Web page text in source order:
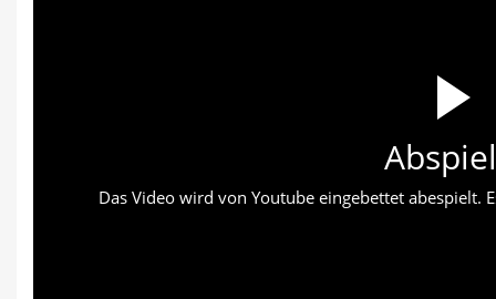
Das Video wird von Youtube eingebettet abespielt.